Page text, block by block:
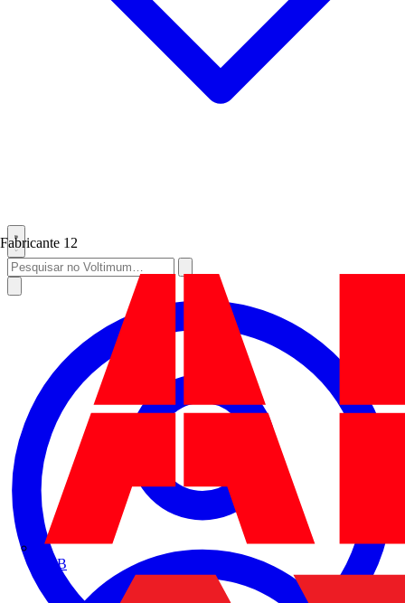
Fabricante 12
ABB